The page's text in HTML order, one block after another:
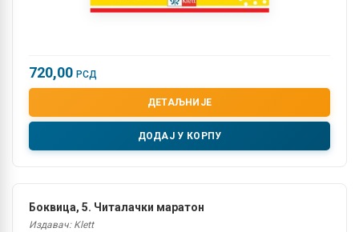
720,00 РСД
ДЕТАЉНИЈЕ
ДОДАЈ У КОРПУ
Боквица, 5. Читалачки маратон
Издавач: Klett